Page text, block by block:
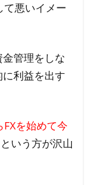
て悪いイメー
管理をしな
利益を出す
FXを始めて今
という方が沢山